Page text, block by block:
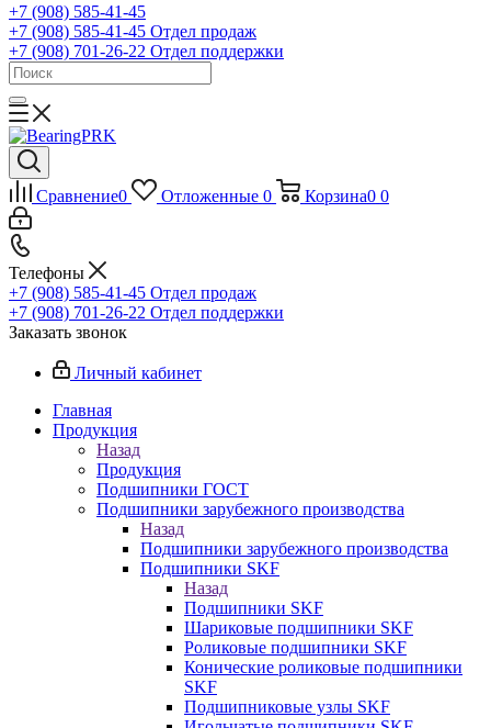
+7 (908) 585-41-45
+7 (908) 585-41-45 Отдел продаж
+7 (908) 701-26-22 Отдел поддержки
Сравнение0 Отложенные 0 Корзина0 0
Телефоны
+7 (908) 585-41-45 Отдел продаж
+7 (908) 701-26-22 Отдел поддержки
Заказать звонок
Личный кабинет
Главная
Продукция
Назад
Продукция
Подшипники ГОСТ
Подшипники зарубежного производства
Назад
Подшипники зарубежного производства
Подшипники SKF
Назад
Подшипники SKF
Шариковые подшипники SKF
Роликовые подшипники SKF
Конические роликовые подшипники
SKF
Подшипниковые узлы SKF